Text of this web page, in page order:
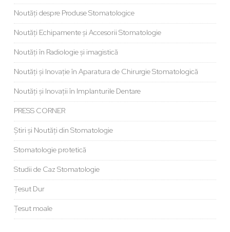
Noutăți despre Produse Stomatologice
Noutăți Echipamente și Accesorii Stomatologie
Noutăți în Radiologie și imagistică
Noutăți și Inovație în Aparatura de Chirurgie Stomatologică
Noutăți și Inovații în Implanturile Dentare
PRESS CORNER
Știri și Noutăți din Stomatologie
Stomatologie protetică
Studii de Caz Stomatologie
Țesut Dur
Țesut moale